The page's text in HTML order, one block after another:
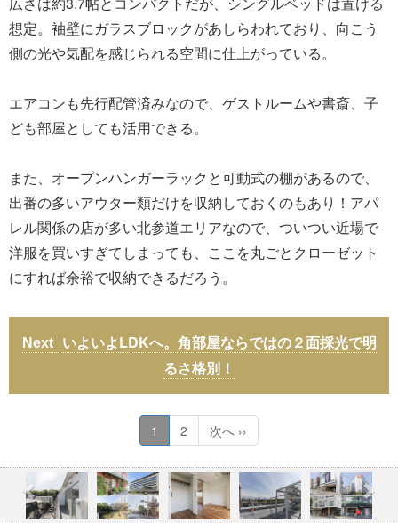
想定。袖壁にガラスブロックがあしらわれており、向こう
側の光や気配を感じられる空間に仕上がっている。
エアコンも先行配管済みなので、ゲストルームや書斎、子
ども部屋としても活用できる。
また、オープンハンガーラックと可動式の棚があるので、
出番の多いアウター類だけを収納しておくのもあり！アパ
レル関係の店が多い北参道エリアなので、ついつい近場で
洋服を買いすぎてしまっても、ここを丸ごとクローゼット
にすれば余裕で収納できるだろう。
いよいよLDKへ。角部屋ならではの２面採光で明
るさ格別！
1 2 次へ ››